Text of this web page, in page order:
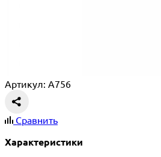
Артикул: A756
Сравнить
Характеристики